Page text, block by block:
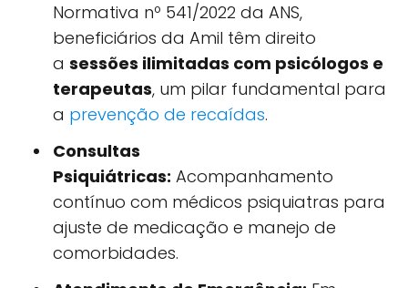
Normativa nº 541/2022 da ANS,
beneficiários da Amil têm direito
a sessões ilimitadas com psicólogos e
terapeutas, um pilar fundamental para
a prevenção de recaídas.
Consultas
Psiquiátricas: Acompanhamento
contínuo com médicos psiquiatras para
ajuste de medicação e manejo de
comorbidades.